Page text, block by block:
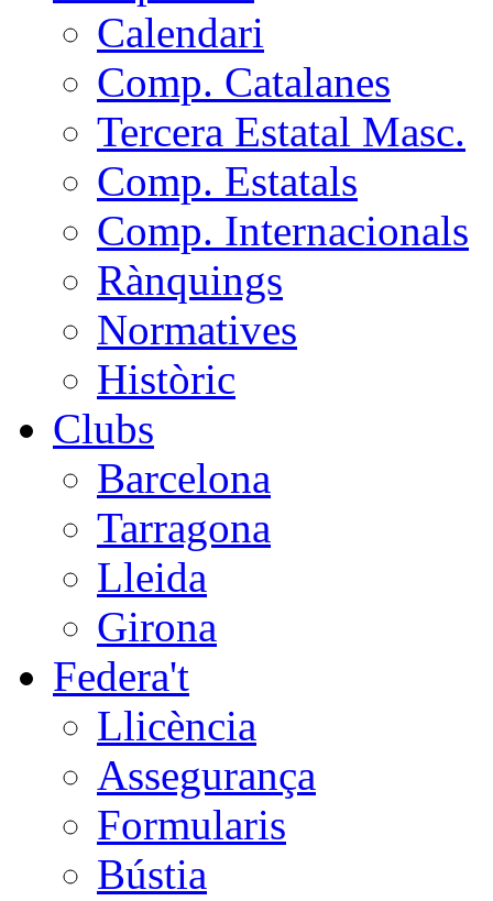
Calendari
Comp. Catalanes
Tercera Estatal Masc.
Comp. Estatals
Comp. Internacionals
Rànquings
Normatives
Històric
Clubs
Barcelona
Tarragona
Lleida
Girona
Federa't
Llicència
Assegurança
Formularis
Bústia